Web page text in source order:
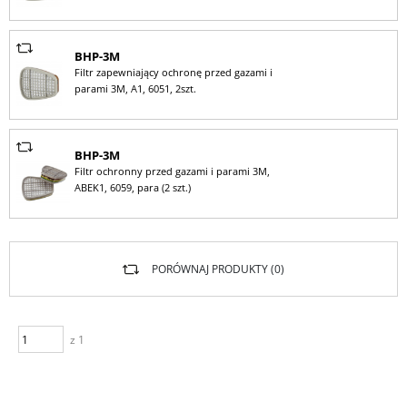
BHP-3M
Filtr zapewniający ochronę przed gazami i
parami 3M, A1, 6051, 2szt.
BHP-3M
Filtr ochronny przed gazami i parami 3M,
ABEK1, 6059, para (2 szt.)
z 1
PORÓWNAJ PRODUKTY (0)